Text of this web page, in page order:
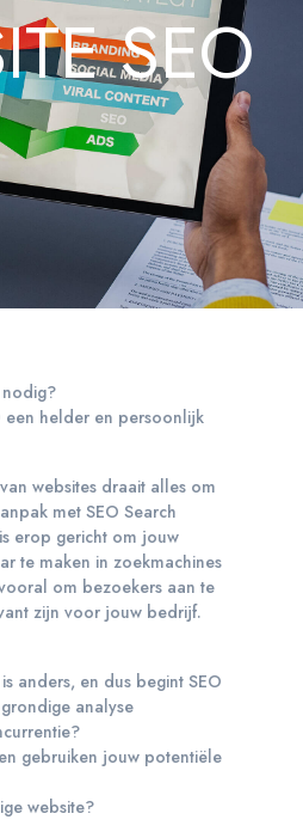
SEO
een helder en persoonlijk
websites draait alles om
met SEO Search
erop gericht om jouw
te maken in zoekmachines
om bezoekers aan te
zijn voor jouw bedrijf.
anders, en dus begint SEO
analyse
gebruiken jouw potentiële
website?